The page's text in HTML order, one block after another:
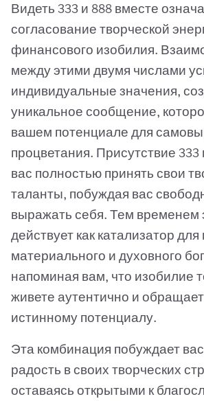
Видеть 333 и 888 вместе
согласование творческой
финансового изобилия.
между этими двумя числами
индивидуальные значения,
уникальное сообщение,
вашем потенциале для
процветания. Присутствие
вас полностью принять свои
таланты, побуждая вас
выражать себя. Тем временем
действует как катализатор
материального и духовного
напоминая вам, что изобилие
живете аутентично и
истинному потенциалу.
Эта комбинация побуждает
радость в своих творческих
оставаясь открытыми к